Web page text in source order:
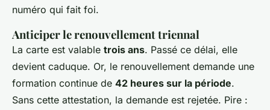
numéro qui fait foi.
Anticiper le renouvellement triennal
La carte est valable trois ans. Passé ce délai, elle
devient caduque. Or, le renouvellement demande une
formation continue de 42 heures sur la période.
Sans cette attestation, la demande est rejetée. Pire :